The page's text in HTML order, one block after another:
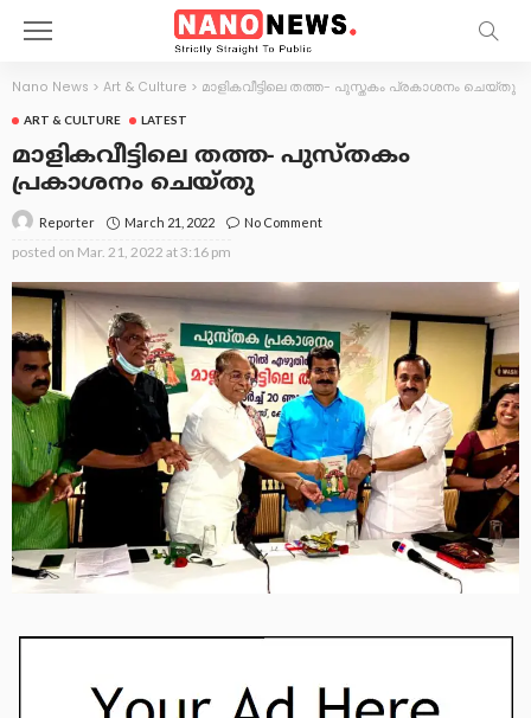
Nano News > Art & Culture > മാളികവീട്ടിലെ തത്ത- പുസ്തകം പ്രകാശനം ചെയ്തു
ART & CULTURE LATEST
മാളികവീട്ടിലെ തത്ത- പുസ്തകം
പ്രകാശനം ചെയ്തു
Reporter March 21, 2022 No Comment
posted on Mar. 21, 2022 at 3:16 pm